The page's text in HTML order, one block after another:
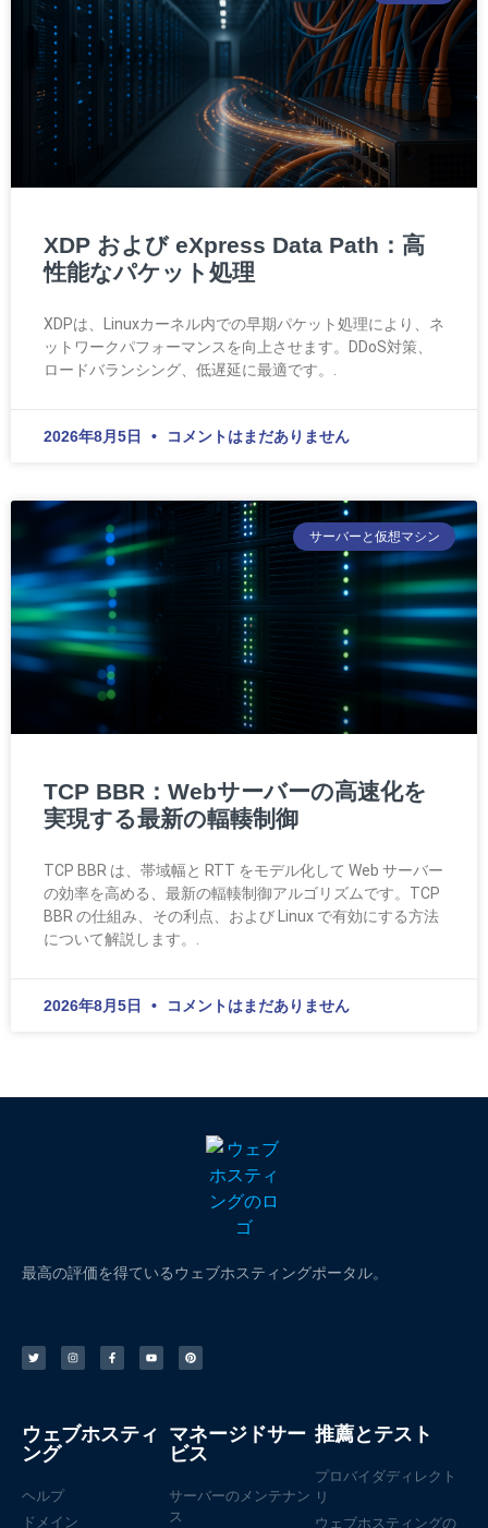
XDP および eXpress Data Path：高
性能なパケット処理
XDPは、Linuxカーネル内での早期パケット処理により、ネ
ットワークパフォーマンスを向上させます。DDoS対策、
ロードバランシング、低遅延に最適です。.
2026年8月5日 コメントはまだありません
サーバーと仮想マシン
TCP BBR：Webサーバーの高速化を
実現する最新の輻輳制御
TCP BBR は、帯域幅と RTT をモデル化して Web サーバー
の効率を高める、最新の輻輳制御アルゴリズムです。TCP
BBR の仕組み、その利点、および Linux で有効にする方法
について解説します。.
2026年8月5日 コメントはまだありません
最高の評価を得ているウェブホスティングポータル。
ウェブホスティ
ング
ヘルプ
ドメイン
マネージドサー
ビス
サーバーのメンテナン
ス
推薦とテスト
プロバイダディレクト
リ
ウェブホスティングの